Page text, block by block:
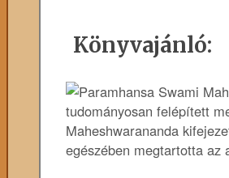
Könyvajánló:
tudományosan felépített
Maheshwarananda
egészében megtartotta az